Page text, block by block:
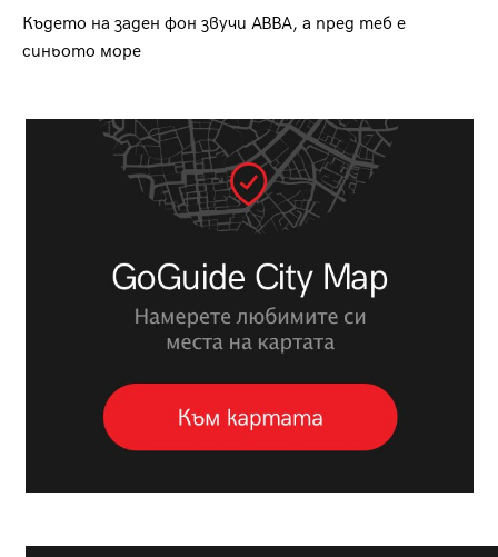
Където на заден фон звучи ABBA, а пред теб е
синьото море